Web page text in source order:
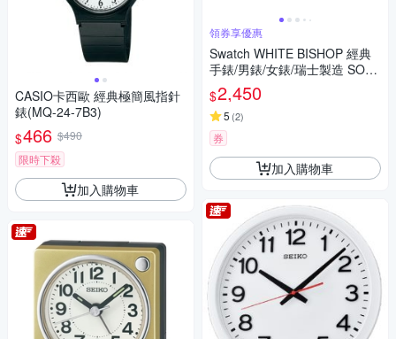
CASIO卡西歐 經典極簡風指針
錶(MQ-24-7B3)
$466 $490
限時下殺
加入購物車
領券享優惠
Swatch WHITE BISHOP 經典
手錶/男錶/女錶/瑞士製造 SO28
W106-S14 (34mm)
$2,450
5 (2)
券
加入購物車